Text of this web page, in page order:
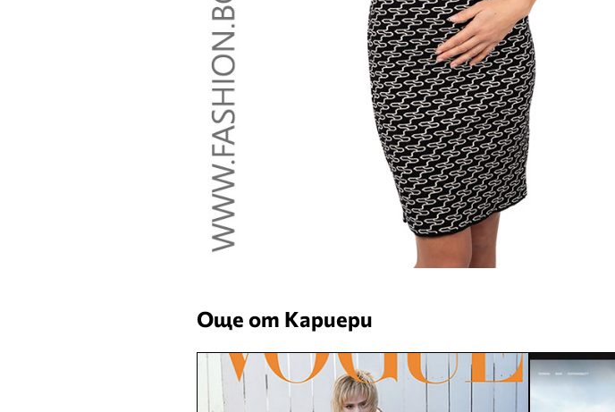
Още от Кариери